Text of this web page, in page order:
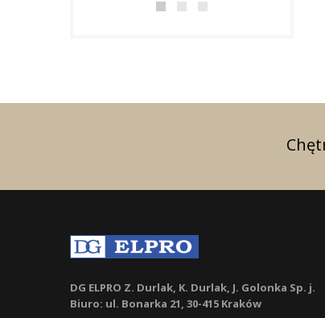
DG ELPRO Z. Durlak, K. Durlak, J. Golonka Sp. j.
Biuro: ul. Bonarka 21, 30-415 Kraków